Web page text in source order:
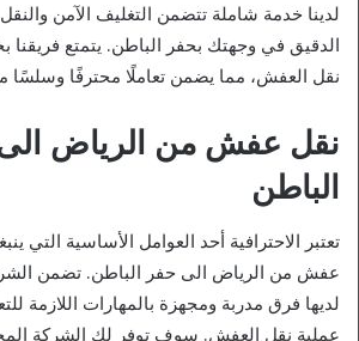
لدينا خدمة شاملة تتضمن التغليف الآمن
الدقيق في وجهتك بحفر الباطن. يتمتع
نقل العفش، مما يضمن تعاملًا محترفًا وسلسًا
نقل عفش من الرياض
الباطن
تعتبر الاحترافية أحد العوامل الأساسية التي
عفش من الرياض الى حفر الباطن. تضمن
لديها فرق مدربة ومجهزة بالمهارات اللازمة
عملية نقل العفش. سوف توفر لك الشركة